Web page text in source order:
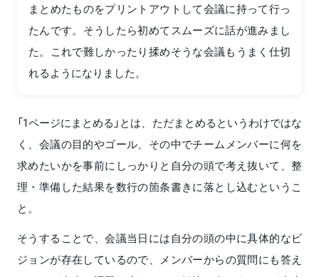
まとめたものをプリントアウトして会議に持って行っ
たんです。そうしたら初めてスムーズに話が進みまし
た。これで難しかったり揉めそうな会議もうまく仕切
れるようになりました。
「1ページにまとめる」とは、ただまとめるというわけではな
く、会議の目的やゴール、その中でチームメンバーに何を
求めたいかを事前にしっかりと自分の頭で考え抜いて、整
理・準備した結果を数行の箇条書きに落とし込むというこ
と。
そうすることで、会議当日には自分の頭の中に具体的なビ
ジョンが存在しているので、メンバーからの質問にも答え